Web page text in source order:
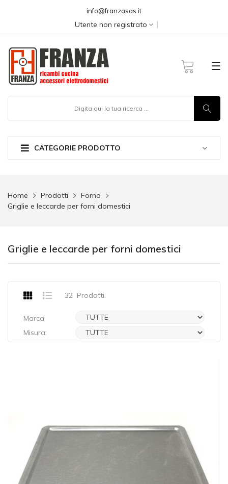
info@franzasas.it
Utente non registrato
CATEGORIE PRODOTTO
Home Prodotti
Forno
Griglie e leccarde per forni domestici
Griglie e leccarde per forni domestici
32 Prodotti.
Marca
Misura: